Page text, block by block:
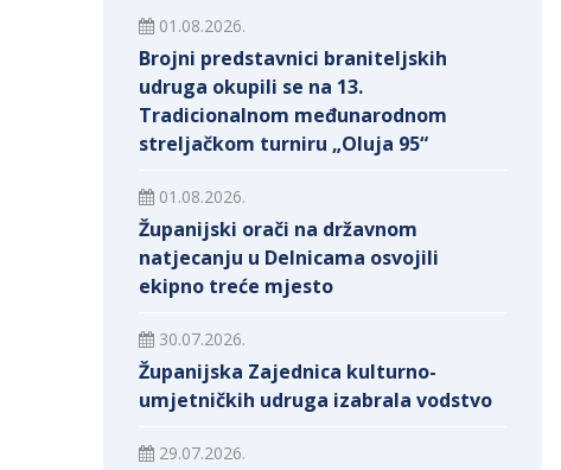
01.08.2026.
Brojni predstavnici braniteljskih
udruga okupili se na 13.
Tradicionalnom međunarodnom
streljačkom turniru „Oluja 95“
01.08.2026.
Županijski orači na državnom
natjecanju u Delnicama osvojili
ekipno treće mjesto
30.07.2026.
Županijska Zajednica kulturno-
umjetničkih udruga izabrala vodstvo
29.07.2026.